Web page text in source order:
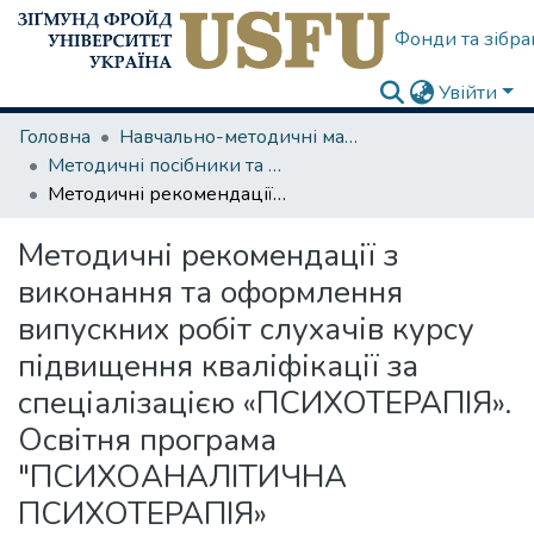
Фонди та
Увійти
Головна
Навчально-методичні матеріали
Методичні посібники та рекомендації
Методичні рекомендації з виконання та оформлення випускних робіт слухачів курсу підвищення кваліфікації за спеціалізацією «ПСИХОТЕРАПІЯ». Освітня програма "ПСИХОАНАЛІТИЧНА ПСИХОТЕРАПІЯ»
Методичні рекомендації з
виконання та оформлення
випускних робіт слухачів курсу
підвищення кваліфікації за
спеціалізацією «ПСИХОТЕРАПІЯ».
Освітня програма
"ПСИХОАНАЛІТИЧНА
ПСИХОТЕРАПІЯ»